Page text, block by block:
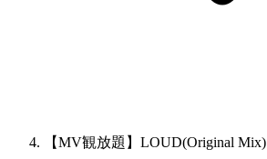
【MV観放題】LOUD(Original Mix)